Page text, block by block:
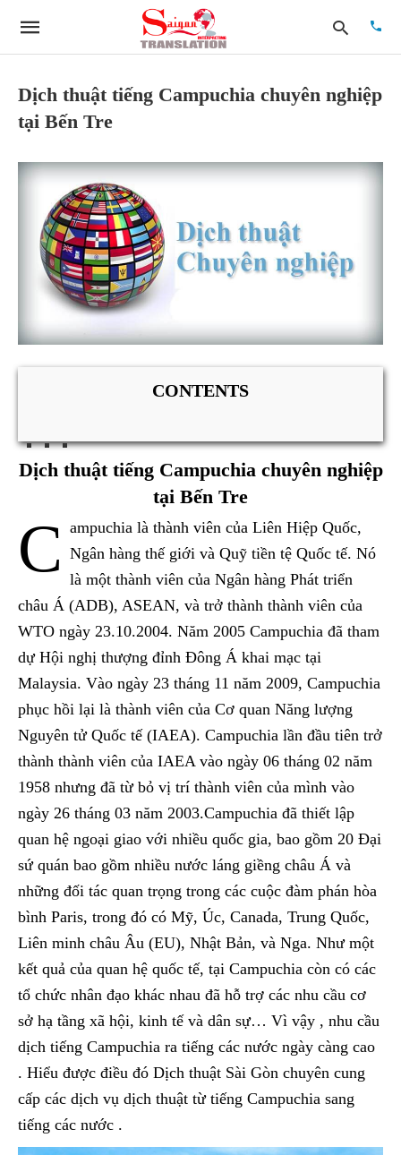
Dịch thuật tiếng Campuchia chuyên nghiệp
tại Bến Tre
CONTENTS
Dịch thuật tiếng Campuchia chuyên nghiệp
tại Bến Tre
C ampuchia là thành viên của Liên Hiệp Quốc,
Ngân hàng thế giới và Quỹ tiền tệ Quốc tế. Nó
là một thành viên của Ngân hàng Phát triển
châu Á (ADB), ASEAN, và trở thành thành viên của
WTO ngày 23.10.2004. Năm 2005 Campuchia đã tham
dự Hội nghị thượng đỉnh Đông Á khai mạc tại
Malaysia. Vào ngày 23 tháng 11 năm 2009, Campuchia
phục hồi lại là thành viên của Cơ quan Năng lượng
Nguyên tử Quốc tế (IAEA). Campuchia lần đầu tiên trở
thành thành viên của IAEA vào ngày 06 tháng 02 năm
1958 nhưng đã từ bỏ vị trí thành viên của mình vào
ngày 26 tháng 03 năm 2003.Campuchia đã thiết lập
quan hệ ngoại giao với nhiều quốc gia, bao gồm 20 Đại
sứ quán bao gồm nhiều nước láng giềng châu Á và
những đối tác quan trọng trong các cuộc đàm phán hòa
bình Paris, trong đó có Mỹ, Úc, Canada, Trung Quốc,
Liên minh châu Âu (EU), Nhật Bản, và Nga. Như một
kết quả của quan hệ quốc tế, tại Campuchia còn có các
tổ chức nhân đạo khác nhau đã hỗ trợ các nhu cầu cơ
sở hạ tầng xã hội, kinh tế và dân sự… Vì vậy , nhu cầu
dịch tiếng Campuchia ra tiếng các nước ngày càng cao
. Hiểu được điều đó Dịch thuật Sài Gòn chuyên cung
cấp các dịch vụ dịch thuật từ tiếng Campuchia sang
tiếng các nước .